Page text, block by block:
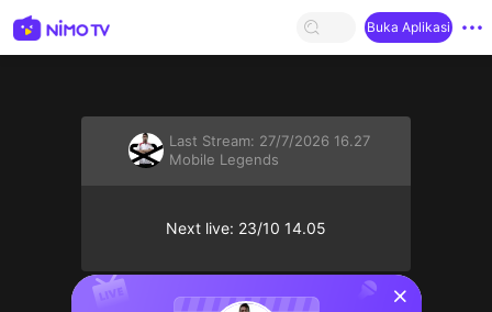
Buka Aplikasi
Last Stream: 27/7/2026 16.27
Mobile Legends
Next live: 23/10 14.05
sentinelStart